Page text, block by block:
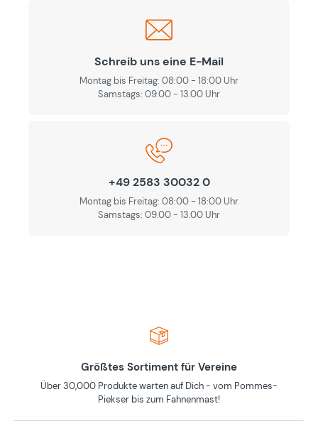
Schreib uns eine E-Mail
Montag bis Freitag: 08:00 - 18:00 Uhr
Samstags: 09.00 - 13.00 Uhr
+49 2583 30032 0
Montag bis Freitag: 08:00 - 18:00 Uhr
Samstags: 09.00 - 13.00 Uhr
Größtes Sortiment für Vereine
Über 30,000 Produkte warten auf Dich - vom Pommes-
Piekser bis zum Fahnenmast!